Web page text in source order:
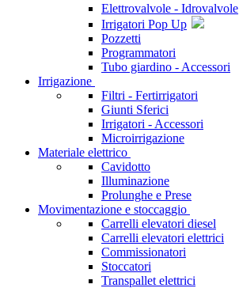
Elettrovalvole - Idrovalvole
Irrigatori Pop Up
Pozzetti
Programmatori
Tubo giardino - Accessori
Irrigazione
Filtri - Fertirrigatori
Giunti Sferici
Irrigatori - Accessori
Microirrigazione
Materiale elettrico
Cavidotto
Illuminazione
Prolunghe e Prese
Movimentazione e stoccaggio
Carrelli elevatori diesel
Carrelli elevatori elettrici
Commissionatori
Stoccatori
Transpallet elettrici